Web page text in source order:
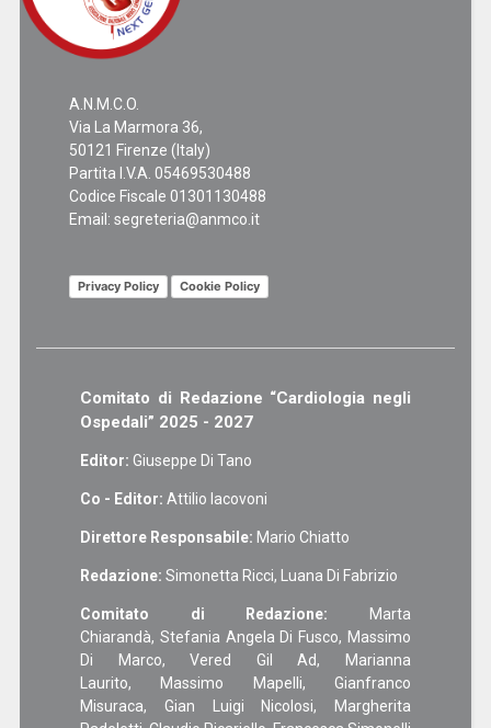
A.N.M.C.O.
Via La Marmora 36,
50121 Firenze (Italy)
Partita I.V.A. 05469530488
Codice Fiscale 01301130488
Email: segreteria@anmco.it
Privacy Policy Cookie Policy
Comitato di Redazione “Cardiologia negli
Ospedali” 2025 - 2027
Editor: Giuseppe Di Tano
Co - Editor: Attilio Iacovoni
Direttore Responsabile: Mario Chiatto
Redazione: Simonetta Ricci, Luana Di Fabrizio
Comitato di Redazione: Marta
Chiarandà, Stefania Angela Di Fusco, Massimo
Di Marco, Vered Gil Ad, Marianna
Laurito, Massimo Mapelli, Gianfranco
Misuraca, Gian Luigi Nicolosi, Margherita